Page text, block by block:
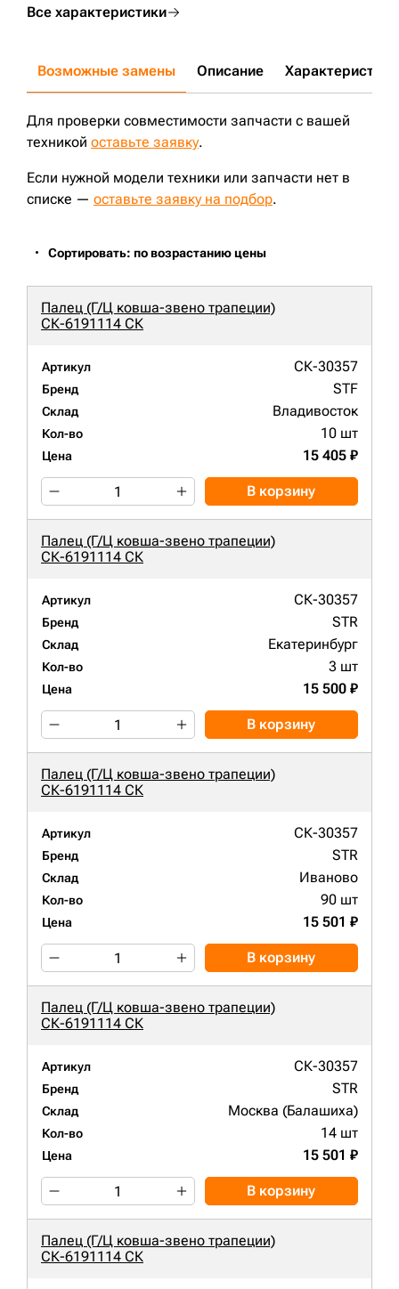
Все характеристики
Возможные замены Описание Характеристики
Для проверки совместимости запчасти с вашей
техникой оставьте заявку.
Если нужной модели техники или запчасти нет в
списке — оставьте заявку на подбор.
Сортировать: по возрастанию цены
Палец (Г/Ц ковша-звено трапеции)
СК-6191114 СК
Артикул СК-30357
Бренд STF
Склад Владивосток
Кол-во 10 шт
Цена 15 405 ₽
В корзину
Палец (Г/Ц ковша-звено трапеции)
СК-6191114 СК
Артикул СК-30357
Бренд STR
Склад Екатеринбург
Кол-во 3 шт
Цена 15 500 ₽
В корзину
Палец (Г/Ц ковша-звено трапеции)
СК-6191114 СК
Артикул СК-30357
Бренд STR
Склад Иваново
Кол-во 90 шт
Цена 15 501 ₽
В корзину
Палец (Г/Ц ковша-звено трапеции)
СК-6191114 СК
Артикул СК-30357
Бренд STR
Склад Москва (Балашиха)
Кол-во 14 шт
Цена 15 501 ₽
В корзину
Палец (Г/Ц ковша-звено трапеции)
СК-6191114 СК